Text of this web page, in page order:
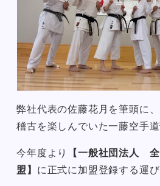
弊社代表の佐藤花月を筆頭に
稽古を楽しんでいた一藤空手
今年度より
【一般社団法人
盟】 に正式に加盟登録する運び